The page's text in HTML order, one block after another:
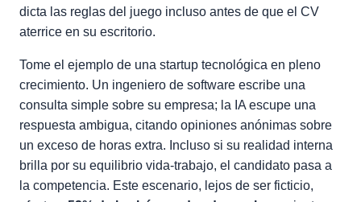
dicta las reglas del juego incluso antes de que el CV
aterrice en su escritorio.
Tome el ejemplo de una startup tecnológica en pleno
crecimiento. Un ingeniero de software escribe una
consulta simple sobre su empresa; la IA escupe una
respuesta ambigua, citando opiniones anónimas sobre
un exceso de horas extra. Incluso si su realidad interna
brilla por su equilibrio vida-trabajo, el candidato pasa a
la competencia. Este escenario, lejos de ser ficticio,